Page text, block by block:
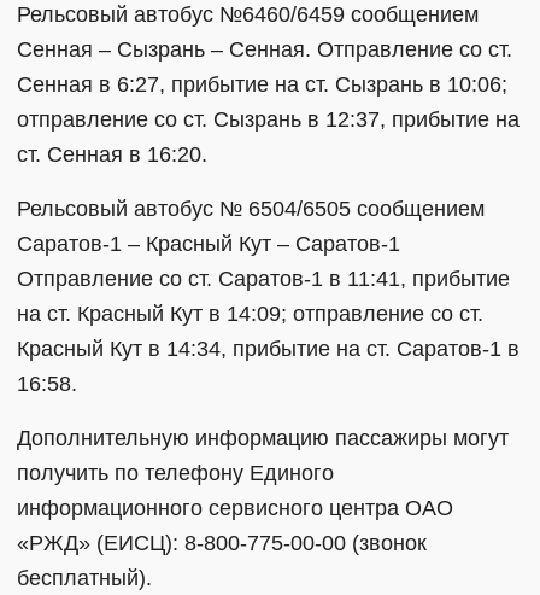
Рельсовый автобус №6460/6459 сообщением
Сенная – Сызрань – Сенная. Отправление со ст.
Сенная в 6:27, прибытие на ст. Сызрань в 10:06;
отправление со ст. Сызрань в 12:37, прибытие на
ст. Сенная в 16:20.
Рельсовый автобус № 6504/6505 сообщением
Саратов-1 – Красный Кут – Саратов-1
Отправление со ст. Саратов-1 в 11:41, прибытие
на ст. Красный Кут в 14:09; отправление со ст.
Красный Кут в 14:34, прибытие на ст. Саратов-1 в
16:58.
Дополнительную информацию пассажиры могут
получить по телефону Единого
информационного сервисного центра ОАО
«РЖД» (ЕИСЦ): 8-800-775-00-00 (звонок
бесплатный).